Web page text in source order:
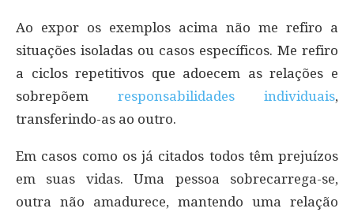
Ao expor os exemplos acima não me refiro a
situações isoladas ou casos específicos. Me refiro
a ciclos repetitivos que adoecem as relações e
sobrepõem responsabilidades individuais,
transferindo-as ao outro.
Em casos como os já citados todos têm prejuízos
em suas vidas. Uma pessoa sobrecarrega-se,
outra não amadurece, mantendo uma relação